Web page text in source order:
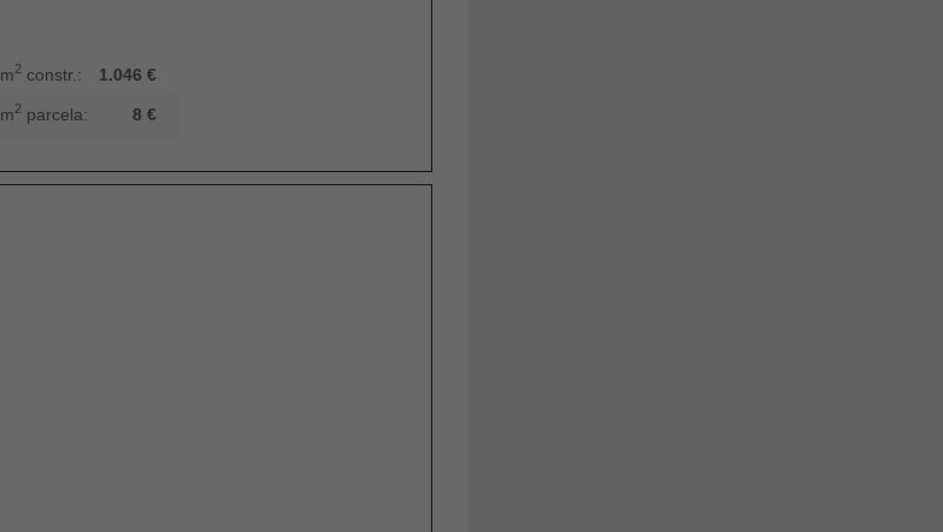
m2constr.: 1.046 €
m2parcela: 8 €